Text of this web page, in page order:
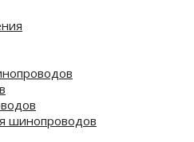
шинопроводов